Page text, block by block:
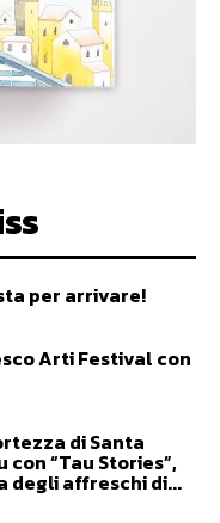
per arrivare!
Arti Festival con
di Santa
con “Tau Stories”,
degli affreschi di...